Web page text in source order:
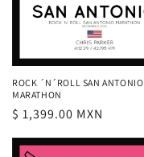
ROCK ´N´ROLL SAN ANTONIO
MARATHON
Precio
$ 1,399.00 MXN